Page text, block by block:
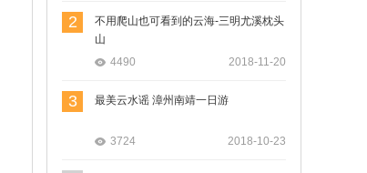
2
不用爬山也可看到的云海-三明尤溪枕头
山
4490
2018-11-20
3 最美云水谣 漳州南靖一日游
3724 2018-10-23